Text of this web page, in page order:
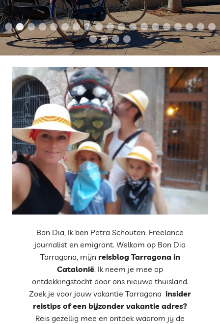
Bon Dia, Ik ben Petra Schouten. Freelance
journalist en emigrant. Welkom op Bon Dia
Tarragona, mijn reisblog Tarragona in
Catalonië. Ik neem je mee op
ontdekkingstocht door ons nieuwe thuisland.
Zoek je voor jouw vakantie Tarragona insider
reistips of een bijzonder vakantie adres?
Reis gezellig mee en ontdek waarom jij de